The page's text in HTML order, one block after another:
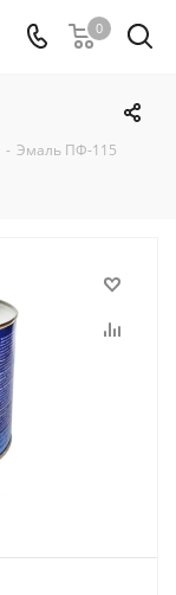
0
- Эмаль ПФ-115